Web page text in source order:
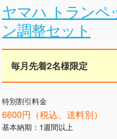
ヤマハ トランペ
ン調整セット
毎月先着2名様限定
特別割引料金
6600円（税込、送料別）
基本納期：1週間以上